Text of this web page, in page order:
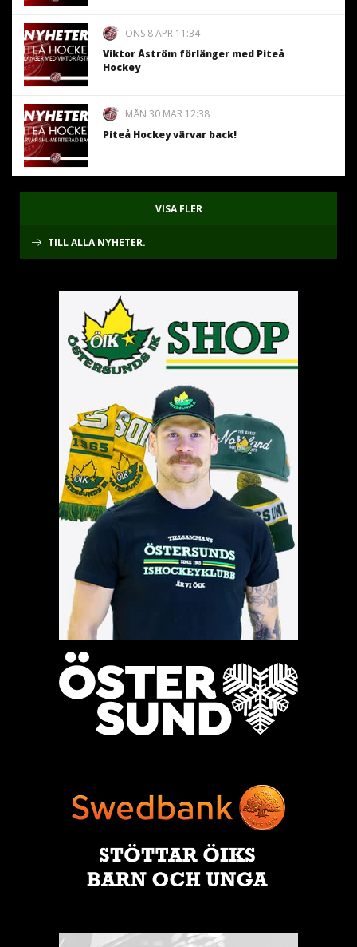
ONS 8 APR 11:34
Viktor Åström förlänger med Piteå
Hockey
MÅN 30 MAR 12:38
Piteå Hockey värvar back!
VISA FLER
TILL ALLA NYHETER.